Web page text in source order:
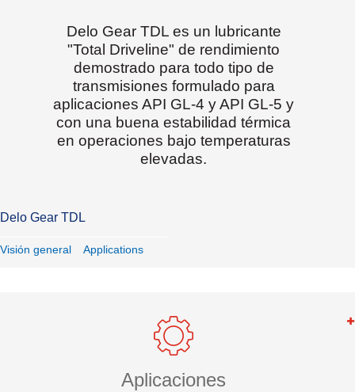
Delo Gear TDL es un lubricante
"Total Driveline" de rendimiento
demostrado para todo tipo de
transmisiones formulado para
aplicaciones API GL-4 y API GL-5 y
con una buena estabilidad térmica
en operaciones bajo temperaturas
elevadas.
Delo Gear TDL
Visión general Applications
Aplicaciones